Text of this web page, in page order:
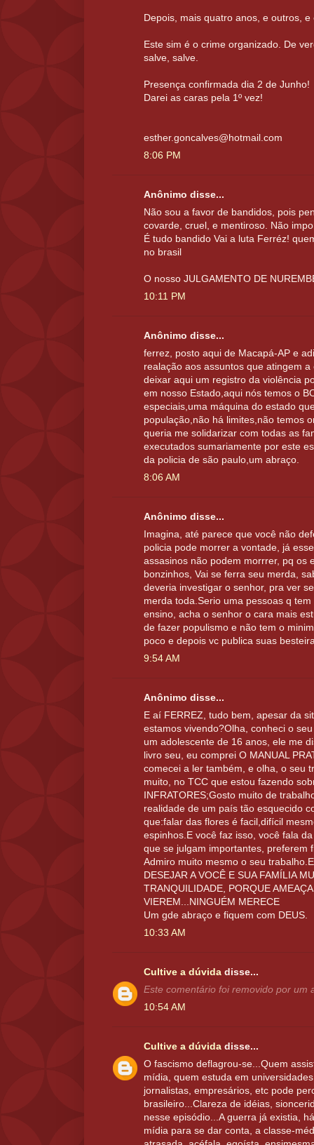
Depois, mais quatro anos, e outros,
Este sim é o crime organizado. De
salve, salve.
Presença confirmada dia 2 de Junho!
Darei as caras pela 1º vez!
esther.goncalves@hotmail.com
8:06 PM
Anônimo disse...
Não sou a favor de bandidos, pois
covarde, cruel, e mentiroso. Não
É tudo bandido Vai a luta Ferréz!
no brasil
O nosso JULGAMENTO DE
10:11 PM
Anônimo disse...
ferrez, posto aqui de Macapá-AP e
realação aos assuntos que atingem
deixar aqui um registro da violência
em nosso Estado,aqui nós temos o
especiais,uma máquina do estado
população,não há limites,não temos
queria me solidarizar com todas as
executados sumariamente por este
da policia de são paulo,um abraço.
8:06 AM
Anônimo disse...
Imagina, até parece que você não
policia pode morrer a vontade, já
assasinos não podem morrrer, pq os
bonzinhos, Vai se ferra seu merda,
deveria investigar o senhor, pra ver
merda toda.Serio uma pessoas q
ensino, acha o senhor o cara mais
de fazer populismo e não tem o
poco e depois vc publica suas
9:54 AM
Anônimo disse...
E aí FERREZ, tudo bem, apesar da
estamos vivendo?Olha, conheci o
um adolescente de 16 anos, ele me
livro seu, eu comprei O MANUAL
comecei a ler também, e olha, o seu
muito, no TCC que estou fazendo
INFRATORES;Gosto muito de
realidade de um país tão esquecido
que:falar das flores é facil,difícil
espinhos.E você faz isso, você fala
que se julgam importantes, preferem
Admiro muito mesmo o seu
DESEJAR A VOCÊ E SUA FAMÍLIA
TRANQUILIDADE, PORQUE
VIEREM...NINGUÉM MERECE
Um gde abraço e fiquem com DEUS.
10:33 AM
Cultive a dúvida disse...
Este comentário foi removido por um
10:54 AM
Cultive a dúvida disse...
O fascismo deflagrou-se...Quem
mídia, quem estuda em
jornalistas, empresários, etc pode
brasileiro...Clareza de idéias,
nesse episódio...A guerra já existia,
mídia para se dar conta, a classe-